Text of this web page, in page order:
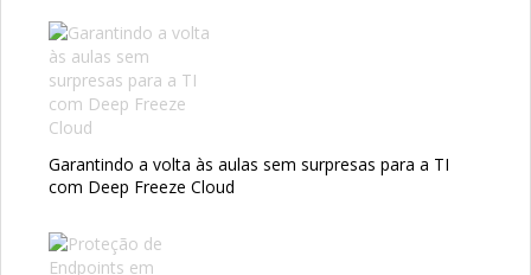
Garantindo a volta às aulas sem surpresas para a TI
com Deep Freeze Cloud